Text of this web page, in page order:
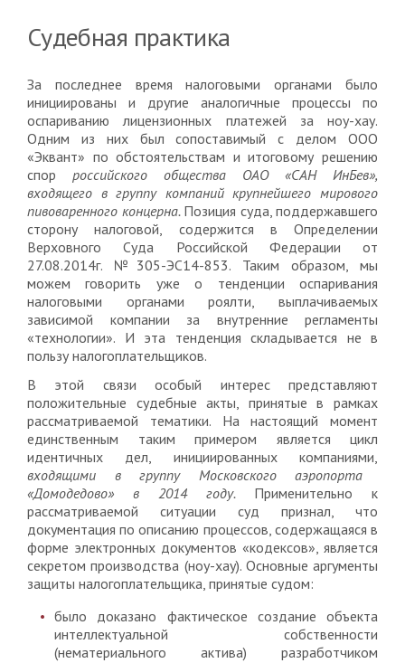
Судебная практика
За последнее время налоговыми органами было
инициированы и другие аналогичные процессы по
оспариванию лицензионных платежей за ноу-хау.
Одним из них был сопоставимый с делом ООО
«Эквант» по обстоятельствам и итоговому решению
спор российского общества ОАО «САН ИнБев»,
входящего в группу компаний крупнейшего мирового
пивоваренного концерна. Позиция суда, поддержавшего
сторону налоговой, содержится в Определении
Верховного Суда Российской Федерации от
27.08.2014г. №305-ЭС14-853. Таким образом, мы
можем говорить уже о тенденции оспаривания
налоговыми органами роялти, выплачиваемых
зависимой компании за внутренние регламенты
«технологии». И эта тенденция складывается не в
пользу налогоплательщиков.
В этой связи особый интерес представляют
положительные судебные акты, принятые в рамках
рассматриваемой тематики. На настоящий момент
единственным таким примером является цикл
идентичных дел, инициированных компаниями,
входящими в группу Московского аэропорта
«Домодедово» в 2014 году. Применительно к
рассматриваемой ситуации суд признал, что
документация по описанию процессов, содержащаяся в
форме электронных документов «кодексов», является
секретом производства (ноу-хау). Основные аргументы
защиты налогоплательщика, принятые судом:
было доказано фактическое создание объекта
интеллектуальной собственности
(нематериального актива) разработчиком